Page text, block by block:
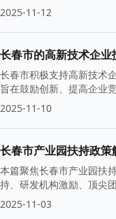
2025-11-12
长春市的高新技术企
长春市积极支持高新技术
旨在鼓励创新、提高企业
2025-11-10
长春市产业园扶持政
本篇聚焦长春市产业园扶
持、研发机构激励、顶尖
2025-11-03